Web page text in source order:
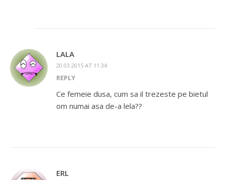
LALA
20.03.2015 AT 11:34
REPLY
Ce femeie dusa, cum sa il trezeste pe bietul
om numai asa de-a lela??
ERL